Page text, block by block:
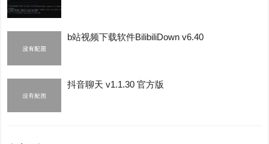
b站视频下载软件BilibiliDown v6.40
抖音聊天 v1.1.30 官方版